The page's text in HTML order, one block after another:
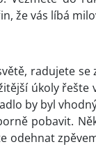
že vás líbá
radujete se
úkoly
by byl
pobavit.
odehnat